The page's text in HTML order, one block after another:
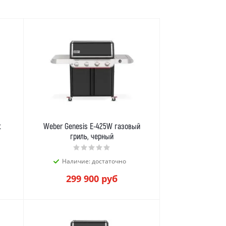
Weber Genesis E-425W газовый
гриль, черный
Наличие: достаточно
299 900 руб